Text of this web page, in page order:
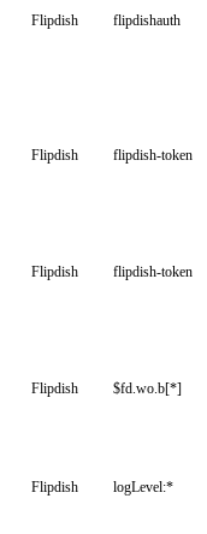
Flipdish flipdishauth
Flipdish flipdish-token
Flipdish flipdish-token
Flipdish $fd.wo.b[*]
Flipdish logLevel:*